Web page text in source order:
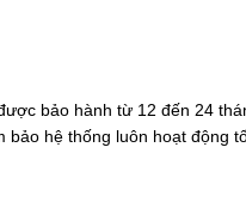
bảo hành từ 12 đến 24
hệ thống luôn hoạt động